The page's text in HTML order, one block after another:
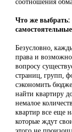
Что же выбрать:
Безусловно,
права и
вопросу
страниц, групп,
сэкономить
найти квартиру
немалое
квартир все еще
которые ждут
этого не